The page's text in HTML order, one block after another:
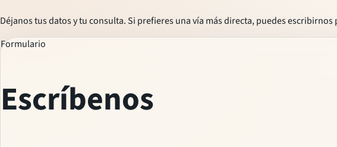
Déjanos tus datos y tu consulta. Si prefieres una vía más directa, puedes
Formulario
Escríbenos